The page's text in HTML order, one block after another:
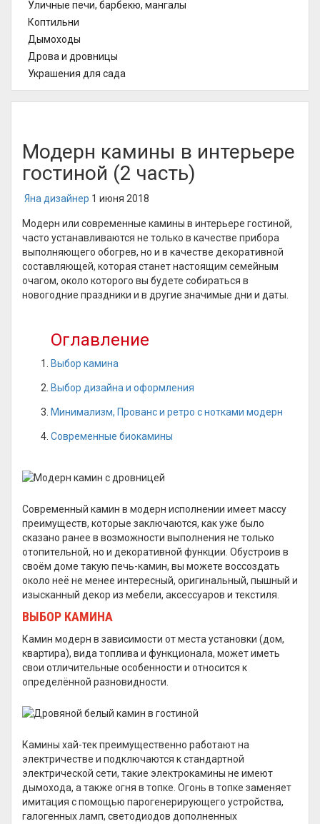
Уличные печи, барбекю, мангалы
Коптильни
Дымоходы
Дрова и дровницы
Украшения для сада
Модерн камины в интерьере
гостиной (2 часть)
Яна дизайнер 1 июня 2018
Модерн или современные камины в интерьере гостиной,
часто устанавливаются не только в качестве прибора
выполняющего обогрев, но и в качестве декоративной
составляющей, которая станет настоящим семейным
очагом, около которого вы будете собираться в
новогодние праздники и в другие значимые дни и даты.
Оглавление
Выбор камина
Выбор дизайна и оформления
Минимализм, Прованс и ретро с нотками модерн
Современные биокамины
Современный камин в модерн исполнении имеет массу
преимуществ, которые заключаются, как уже было
сказано ранее в возможности выполнения не только
отопительной, но и декоративной функции. Обустроив в
своём доме такую печь-камин, вы можете воссоздать
около неё не менее интересный, оригинальный, пышный и
изысканный декор из мебели, аксессуаров и текстиля.
ВЫБОР КАМИНА
Камин модерн в зависимости от места установки (дом,
квартира), вида топлива и функционала, может иметь
свои отличительные особенности и относится к
определённой разновидности.
Камины хай-тек преимущественно работают на
электричестве и подключаются к стандартной
электрической сети, такие электрокамины не имеют
дымохода, а также огня в топке. Огонь в топке заменяет
имитация с помощью парогенерирующего устройства,
галогенных ламп, светодиодов дополненных